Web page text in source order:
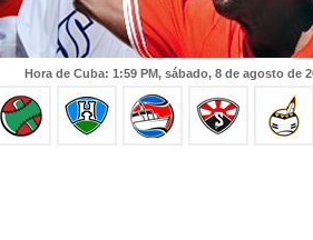
Hora de Cuba: 1:59 PM, sábado, 8 de agosto de